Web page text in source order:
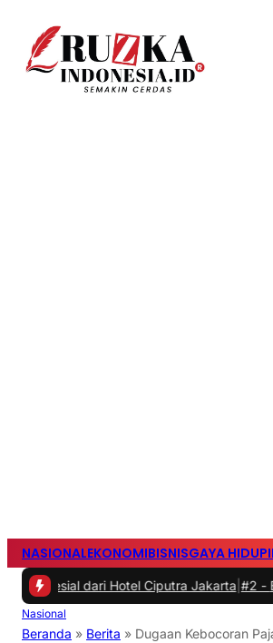
NASIONALEKONOMIBISNISGAYA HIDUP
Hotel Ciputra Jakarta|#2 - Bupati Bogor
Nasional
Beranda » Berita » Dugaan Kebocoran